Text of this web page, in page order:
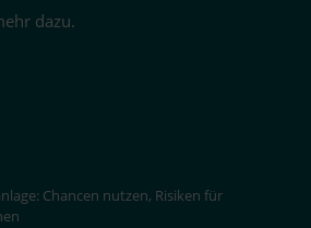
dazu.
Chancen nutzen, Risiken für